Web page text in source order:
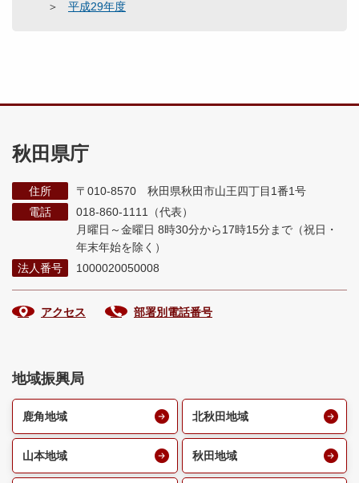
平成29年度
秋田県庁
住所
〒010-8570 秋田県秋田市山王四丁目1番1号
電話
018-860-1111（代表）
月曜日～金曜日 8時30分から17時15分まで （祝日・
年末年始を除く）
法人番号
1000020050008
アクセス 部署別電話番号
地域振興局
鹿角地域 北秋田地域
山本地域 秋田地域